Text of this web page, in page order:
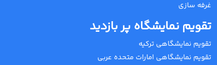
غرفه سازی
تقویم نمایشگاه پر بازدید
تقویم نمایشگاهی ترکیه
تقویم نمایشگاهی امارات متحده عربی